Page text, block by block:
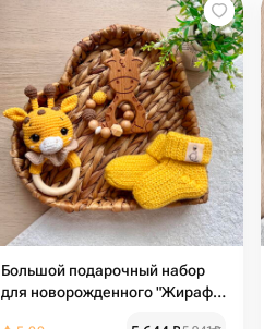
Большой подарочный набор
для новорожденного "Жираф".